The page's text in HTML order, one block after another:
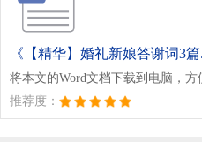
《【精华】婚礼新娘答谢词3篇
将本文的Word文档下载到电脑，方
推荐度：